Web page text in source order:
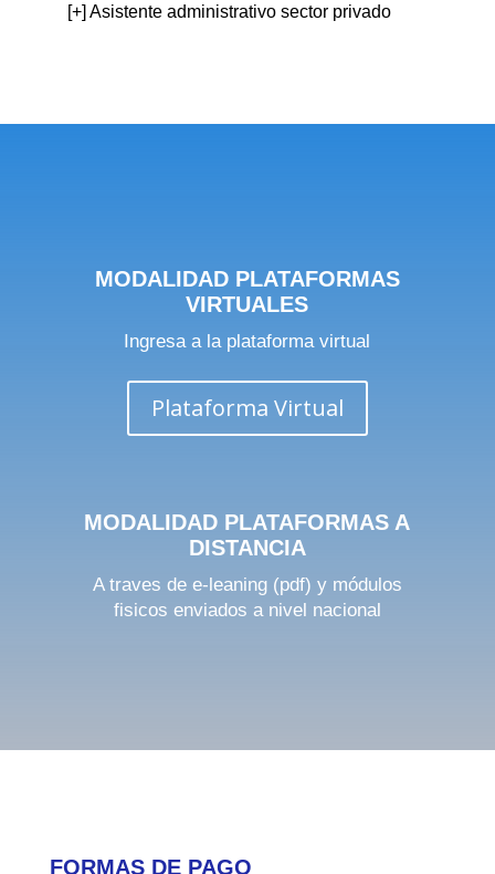
[+] Asistente administrativo sector privado
MODALIDAD PLATAFORMAS
VIRTUALES
Ingresa a la plataforma virtual
Plataforma Virtual
MODALIDAD PLATAFORMAS A
DISTANCIA
A traves de e-leaning (pdf) y módulos
fisicos enviados a nivel nacional
FORMAS DE PAGO